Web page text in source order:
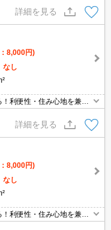
詳細を見る
8,000円)
なし
利便性・住み心地を兼ね
。お部屋探しはタウンハ
詳細を見る
8,000円)
なし
利便性・住み心地を兼ね
。お部屋探しはタウンハ